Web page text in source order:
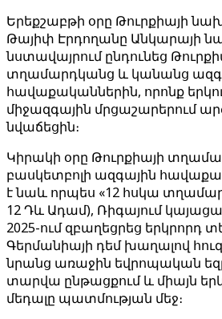
Երեքշաբթի օրը Թուրքիայի
Թայիփ Էրդողանը Անկարայի
նստավայրում ընդունեց
տղամարդկանց և կանանց
հավաքականներին, որոնք
միջազգային մրցաշարերում
նվաճեցին։
Կիրակի օրը Թուրքիայի
բասկետբոլի ազգային
է նաև որպես «12 հսկա
12 Դև Ադամ), Ռիգայում
2025-ում զբաղեցրեց երկրորդ
Գերմանիայի դեմ խաղալով
նրանց առաջին եվրոպական
տարվա ընթացքում և միայն
մեդալը պատմության մեջ։